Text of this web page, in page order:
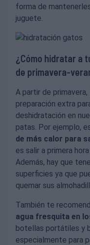
forma de
juguete.
¿Cómo hidratar a
de primavera-
A partir de
preparación extra
deshidratación en
patas. Por ejemplo,
de más calor para
es salir a primera
Además, hay que
superficies ya que
quemar sus
También te
agua fresquita en
botellas portátiles y
especialmente para